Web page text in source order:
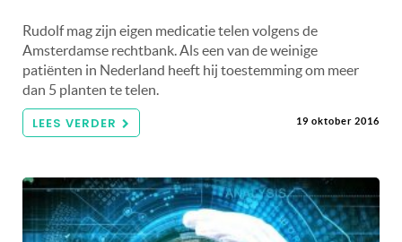
Rudolf mag zijn eigen medicatie telen volgens de
Amsterdamse rechtbank. Als een van de weinige
patiënten in Nederland heeft hij toestemming om meer
dan 5 planten te telen.
LEES VERDER 19 oktober 2016